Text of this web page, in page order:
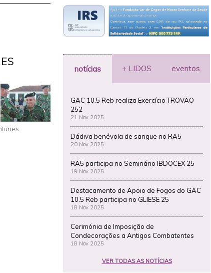
notícias + LIDOS eventos
GAC 10.5 Reb realiza Exercício TROVÃO
252
21 Nov 2025
Dádiva benévola de sangue no RA5
20 Nov 2025
RA5 participa no Seminário IBDOCEX 25
19 Nov 2025
Destacamento de Apoio de Fogos do GAC
10.5 Reb participa no GLIESE 25
18 Nov 2025
Cerimónia de Imposição de
Condecorações a Antigos Combatentes
18 Nov 2025
VER TODAS AS NOTÍCIAS